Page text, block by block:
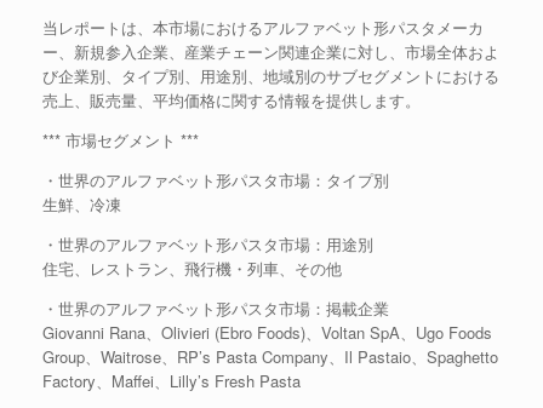
当レポートは、本市場におけるアルファベット形パスタメーカ
ー、新規参入企業、産業チェーン関連企業に対し、市場全体およ
び企業別、タイプ別、用途別、地域別のサブセグメントにおける
売上、販売量、平均価格に関する情報を提供します。
*** 市場セグメント ***
・世界のアルファベット形パスタ市場：タイプ別
生鮮、冷凍
・世界のアルファベット形パスタ市場：用途別
住宅、レストラン、飛行機・列車、その他
・世界のアルファベット形パスタ市場：掲載企業
Giovanni Rana、Olivieri (Ebro Foods)、Voltan SpA、Ugo Foods
Group、Waitrose、RP’s Pasta Company、Il Pastaio、Spaghetto
Factory、Maffei、Lilly’s Fresh Pasta